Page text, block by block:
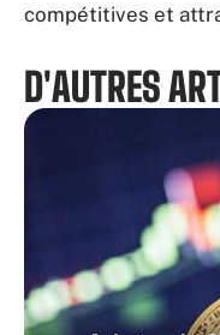
compétitives et
D'AUTRES